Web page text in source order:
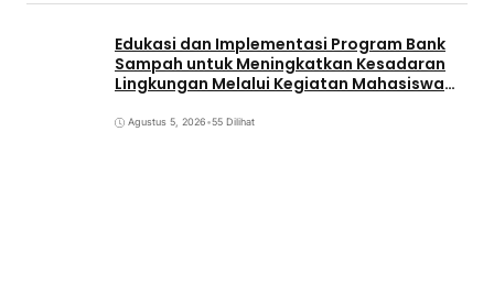
Edukasi dan Implementasi Program Bank
Sampah untuk Meningkatkan Kesadaran
Lingkungan Melalui Kegiatan Mahasiswa
Agustus 5, 2026•55 Dilihat